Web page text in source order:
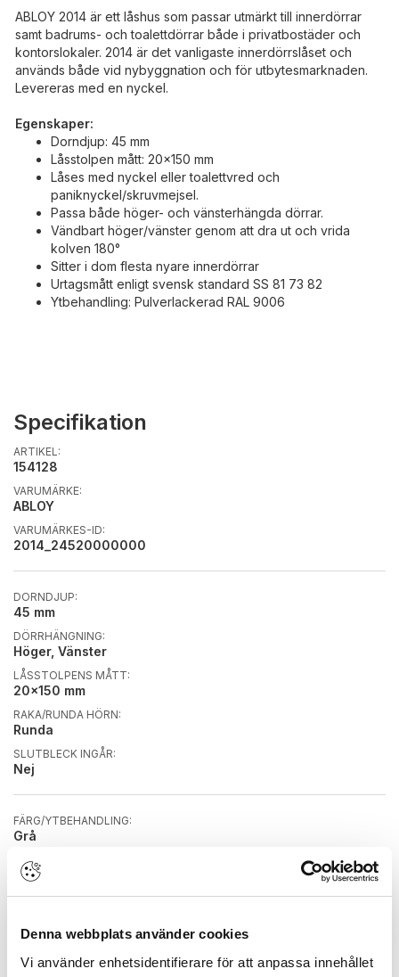
Denna webbplats använder cookies
Vi använder enhetsidentifierare för att anpassa innehållet
ABLOY 2014 är ett låshus som passar utmärkt till innerdörrar
samt badrums- och toalettdörrar både i privatbostäder och
kontorslokaler. 2014 är det vanligaste innerdörrslåset och
används både vid nybyggnation och för utbytesmarknaden.
Levereras med en nyckel.
Egenskaper:
Dorndjup: 45 mm
Låsstolpen mått: 20x150 mm
Låses med nyckel eller toalettvred och
paniknyckel/skruvmejsel.
Passa både höger- och vänsterhängda dörrar.
Vändbart höger/vänster genom att dra ut och vrida
kolven 180°
Sitter i dom flesta nyare innerdörrar
Urtagsmått enligt svensk standard SS 81 73 82
Ytbehandling: Pulverlackerad RAL 9006
Specifikation
ARTIKEL:
154128
VARUMÄRKE:
ABLOY
VARUMÄRKES-ID:
2014_24520000000
DORNDJUP:
45 mm
DÖRRHÄNGNING:
Höger, Vänster
LÅSSTOLPENS MÅTT:
20x150 mm
RAKA/RUNDA HÖRN:
Runda
SLUTBLECK INGÅR:
Nej
FÄRG/YTBEHANDLING:
Grå
INKLUSIVE NYCKEL:
Ja
LÅSTYP:
PASSAR WC-BEHÖR: